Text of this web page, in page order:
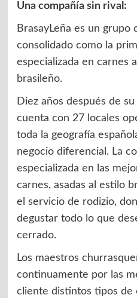
Una compañía sin rival:
BrasayLeña es un grupo
consolidado como la
especializada en carnes
brasileño.
Diez años después de
cuenta con 27 locales
toda la geografía
negocio diferencial. La
especializada en las
carnes, asadas al estilo
el servicio de rodizio,
degustar todo lo que
cerrado.
Los maestros
continuamente por las
cliente distintos tipos de